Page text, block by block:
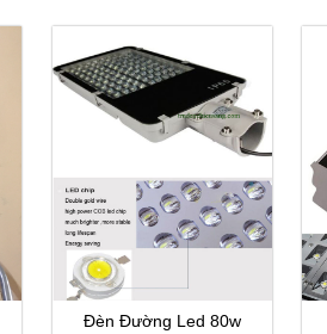
Đèn Đường Led 80w